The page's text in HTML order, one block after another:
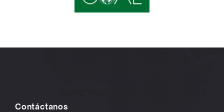
Contáctanos